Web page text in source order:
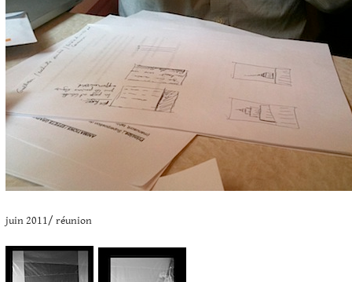
juin 2011/ réunion